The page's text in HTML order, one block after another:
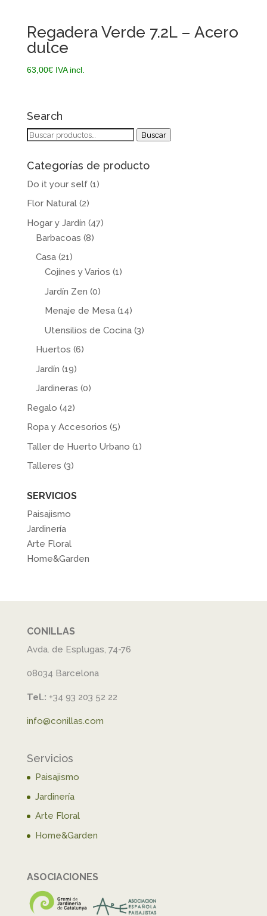
Regadera Verde 7.2L – Acero
dulce
63,00€ IVA incl.
Search
Buscar
Buscar
Categorías de producto
Do it your self (1)
Flor Natural (2)
Hogar y Jardín (47)
Barbacoas (8)
Casa (21)
Cojínes y Varios (1)
Jardín Zen (0)
Menaje de Mesa (14)
Utensilios de Cocina (3)
Huertos (6)
Jardín (19)
Jardineras (0)
Regalo (42)
Ropa y Accesorios (5)
Taller de Huerto Urbano (1)
Talleres (3)
SERVICIOS
Paisajismo
Jardinería
Arte Floral
Home&Garden
CONILLAS
Avda. de Esplugas, 74-76
08034 Barcelona
Tel.: +34 93 203 52 22
info@conillas.com
Servicios
Paisajismo
Jardinería
Arte Floral
Home&Garden
ASOCIACIONES